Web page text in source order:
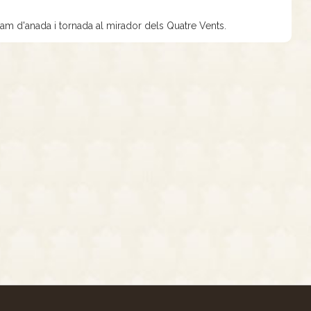
d'anada i tornada al mirador dels Quatre Vents.